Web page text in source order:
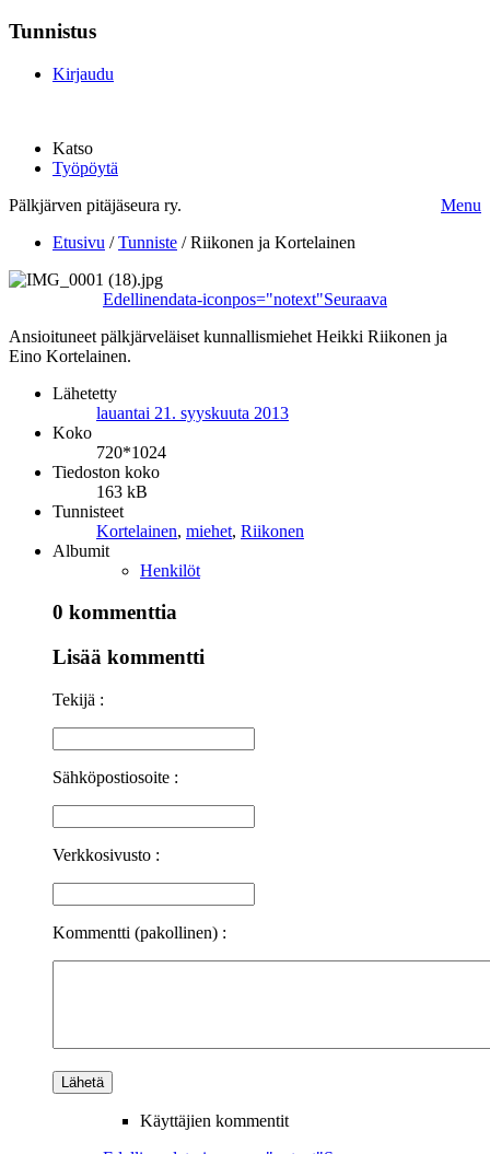
Tunnistus
Kirjaudu
Katso
Työpöytä
Pälkjärven pitäjäseura ry.
Menu
Etusivu /Tunniste /Riikonen ja Kortelainen
Edellinendata-iconpos="notext"Seuraava
Ansioituneet pälkjärveläiset kunnallismiehet Heikki Riikonen ja
Eino Kortelainen.
Lähetetty
lauantai 21. syyskuuta 2013
Koko
720*1024
Tiedoston koko
163 kB
Tunnisteet
Kortelainen, miehet, Riikonen
Albumit
Henkilöt
0 kommenttia
Lisää kommentti
Tekijä :
Sähköpostiosoite :
Verkkosivusto :
Kommentti (pakollinen) :
Käyttäjien kommentit